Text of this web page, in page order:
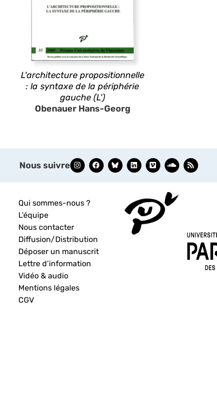
L'architecture propositionnelle
: la syntaxe de la périphérie
gauche (L')
Obenauer Hans-Georg
Nous suivre
Qui sommes-nous ?
L’équipe
Nous contacter
Diffusion/Distribution
Déposer un manuscrit
Lettre d’information
Vidéo & audio
Mentions légales
CGV